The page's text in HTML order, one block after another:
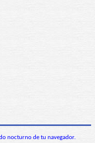
nocturno de tu navegador.